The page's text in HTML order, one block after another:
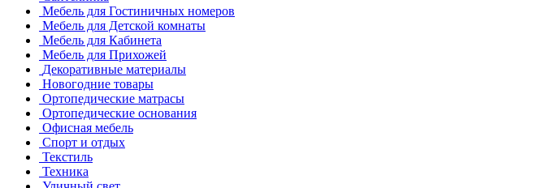
Мебель для Гостиничных номеров
Мебель для Детской комнаты
Мебель для Кабинета
Мебель для Прихожей
Декоративные материалы
Новогодние товары
Ортопедические матрасы
Ортопедические основания
Офисная мебель
Спорт и отдых
Текстиль
Техника